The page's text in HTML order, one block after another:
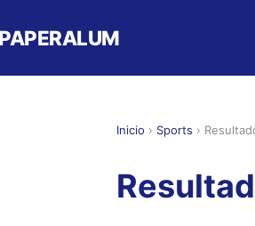
Inicio › Sports ›